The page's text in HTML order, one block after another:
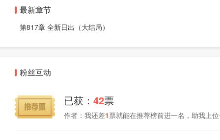
最新章节
第817章 全新日出（大结局）
粉丝互动
已获： 42票
作者：我还差1票就能在推荐榜前进一名，助我上